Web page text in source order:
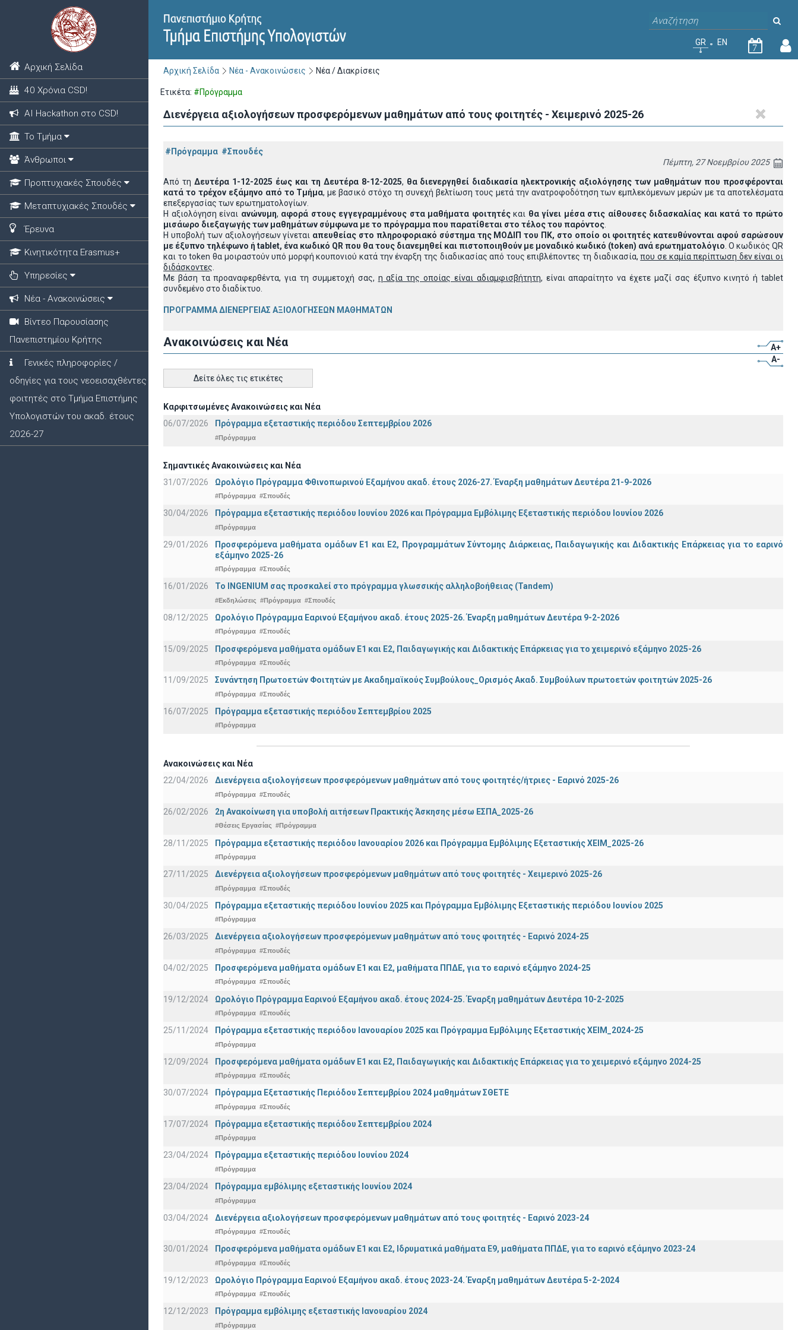
Αρχική Σελίδα
40 Χρόνια CSD!
ΑΙ Hackathon στο CSD!
Το Τμήμα
Άνθρωποι
Προπτυχιακές Σπουδές
Μεταπτυχιακές Σπουδές
Έρευνα
Κινητικότητα Erasmus+
Υπηρεσίες
Νέα - Ανακοινώσεις
Βίντεο Παρουσίασης
Πανεπιστημίου Κρήτης
Γενικές πληροφορίες /
οδηγίες για τους νεοεισαχθέντες
φοιτητές στο Τμήμα Επιστήμης
Υπολογιστών του ακαδ. έτους
2026-27
GR EN
7
Αρχική Σελίδα Νέα - Ανακοινώσεις Νέα / Διακρίσεις
Ετικέτα: #Πρόγραμμα
Διενέργεια αξιολογήσεων προσφερόμενων μαθημάτων από τους φοιτητές - Χειμερινό 2025-26
#Πρόγραμμα #Σπουδές
Πέμπτη, 27 Νοεμβρίου 2025
Από τη Δευτέρα 1-12-2025 έως και τη Δευτέρα 8-12-2025, θα διενεργηθεί διαδικασία ηλεκτρονικής αξιολόγησης των μαθημάτων που προσφέρονται
κατά το τρέχον εξάμηνο από το Τμήμα, με βασικό στόχο τη συνεχή βελτίωση τους μετά την ανατροφοδότηση των εμπλεκόμενων μερών με τα αποτελέσματα
επεξεργασίας των ερωτηματολογίων.
Η αξιολόγηση είναι ανώνυμη, αφορά στους εγγεγραμμένους στα μαθήματα φοιτητές και θα γίνει μέσα στις αίθουσες διδασκαλίας και κατά το πρώτο
μισάωρο διεξαγωγής των μαθημάτων σύμφωνα με το πρόγραμμα που παρατίθεται στο τέλος του παρόντος
Η υποβολή των αξιολογήσεων γίνεται απευθείας στο πληροφοριακό σύστημα της ΜΟΔΙΠ του ΠΚ, στο οποίο οι φοιτητές κατευθύνονται αφού σαρώσουν
με έξυπνο τηλέφωνο ή tablet, ένα κωδικό QR που θα τους διανεμηθεί και πιστοποιηθούν με μοναδικό κωδικό (token) ανά ερωτηματολόγιο . Ο κωδικός QR
και το token θα μοιραστούν υπό μορφή κουπονιού κατά την έναρξη της διαδικασίας από τους επιβλέποντες τη διαδικασία, που σε καμία περίπτωση δεν είναι οι
διδάσκοντες
Με βάση τα προαναφερθέντα, για τη συμμετοχή σας, η αξία της οποίας είναι αδιαμφισβήτητη, είναι απαραίτητο να έχετε μαζί σας έξυπνο κινητό ή tablet
συνδεμένο στο διαδίκτυο.
ΠΡΟΓΡΑΜΜΑ ΔΙΕΝΕΡΓΕΙΑΣ ΑΞΙΟΛΟΓΗΣΕΩΝ ΜΑΘΗΜΑΤΩΝ
Ανακοινώσεις και Νέα
A+
A-
Δείτε όλες τις ετικέτες
Καρφιτσωμένες Ανακοινώσεις και Νέα
06/07/2026
Πρόγραμμα εξεταστικής περιόδου Σεπτεμβρίου 2026
#Πρόγραμμα
Σημαντικές Ανακοινώσεις και Νέα
31/07/2026
Ωρολόγιο Πρόγραμμα Φθινοπωρινού Εξαμήνου ακαδ. έτους 2026-27. Έναρξη μαθημάτων Δευτέρα 21-9-2026
#Πρόγραμμα #Σπουδές
30/04/2026 Πρόγραμμα εξεταστικής περιόδου Ιουνίου 2026 και Πρόγραμμα Εμβόλιμης Εξεταστικής περιόδου Ιουνίου 2026
#Πρόγραμμα
29/01/2026
Προσφερόμενα μαθήματα ομάδων Ε1 και Ε2, Προγραμμάτων Σύντομης Διάρκειας, Παιδαγωγικής και Διδακτικής Επάρκειας για το εαρινό
εξάμηνο 2025-26
#Πρόγραμμα #Σπουδές
16/01/2026 Το INGENIUM σας προσκαλεί στο πρόγραμμα γλωσσικής αλληλοβοήθειας (Tandem)
#Εκδηλώσεις #Πρόγραμμα #Σπουδές
08/12/2025 Ωρολόγιο Πρόγραμμα Εαρινού Εξαμήνου ακαδ. έτους 2025-26. Έναρξη μαθημάτων Δευτέρα 9-2-2026
#Πρόγραμμα #Σπουδές
15/09/2025 Προσφερόμενα μαθήματα ομάδων Ε1 και Ε2, Παιδαγωγικής και Διδακτικής Επάρκειας για το χειμερινό εξάμηνο 2025-26
#Πρόγραμμα #Σπουδές
11/09/2025 Συνάντηση Πρωτοετών Φοιτητών με Ακαδημαϊκούς Συμβούλους_Ορισμός Ακαδ. Συμβούλων πρωτοετών φοιτητών 2025-26
#Πρόγραμμα #Σπουδές
16/07/2025 Πρόγραμμα εξεταστικής περιόδου Σεπτεμβρίου 2025
#Πρόγραμμα
Ανακοινώσεις και Νέα
22/04/2026
Διενέργεια αξιολογήσεων προσφερόμενων μαθημάτων από τους φοιτητές/ήτριες - Εαρινό 2025-26
#Πρόγραμμα #Σπουδές
26/02/2026 2η Ανακοίνωση για υποβολή αιτήσεων Πρακτικής Άσκησης μέσω ΕΣΠΑ_2025-26
#Θέσεις Εργασίας #Πρόγραμμα
28/11/2025 Πρόγραμμα εξεταστικής περιόδου Ιανουαρίου 2026 και Πρόγραμμα Εμβόλιμης Εξεταστικής ΧΕΙΜ_2025-26
#Πρόγραμμα
27/11/2025 Διενέργεια αξιολογήσεων προσφερόμενων μαθημάτων από τους φοιτητές - Χειμερινό 2025-26
#Πρόγραμμα #Σπουδές
30/04/2025 Πρόγραμμα εξεταστικής περιόδου Ιουνίου 2025 και Πρόγραμμα Εμβόλιμης Εξεταστικής περιόδου Ιουνίου 2025
#Πρόγραμμα
26/03/2025 Διενέργεια αξιολογήσεων προσφερόμενων μαθημάτων από τους φοιτητές - Εαρινό 2024-25
#Πρόγραμμα #Σπουδές
04/02/2025 Προσφερόμενα μαθήματα ομάδων Ε1 και Ε2, μαθήματα ΠΠΔΕ, για το εαρινό εξάμηνο 2024-25
#Πρόγραμμα #Σπουδές
19/12/2024 Ωρολόγιο Πρόγραμμα Εαρινού Εξαμήνου ακαδ. έτους 2024-25. Έναρξη μαθημάτων Δευτέρα 10-2-2025
#Πρόγραμμα #Σπουδές
25/11/2024 Πρόγραμμα εξεταστικής περιόδου Ιανουαρίου 2025 και Πρόγραμμα Εμβόλιμης Εξεταστικής ΧΕΙΜ_2024-25
#Πρόγραμμα
12/09/2024 Προσφερόμενα μαθήματα ομάδων Ε1 και Ε2, Παιδαγωγικής και Διδακτικής Επάρκειας για το χειμερινό εξάμηνο 2024-25
#Πρόγραμμα #Σπουδές
30/07/2024 Πρόγραμμα Εξεταστικής Περιόδου Σεπτεμβρίου 2024 μαθημάτων ΣΘΕΤΕ
#Πρόγραμμα #Σπουδές
17/07/2024 Πρόγραμμα εξεταστικής περιόδου Σεπτεμβρίου 2024
#Πρόγραμμα
23/04/2024 Πρόγραμμα εξεταστικής περιόδου Ιουνίου 2024
#Πρόγραμμα
23/04/2024 Πρόγραμμα εμβόλιμης εξεταστικής Ιουνίου 2024
#Πρόγραμμα
03/04/2024 Διενέργεια αξιολογήσεων προσφερόμενων μαθημάτων από τους φοιτητές - Εαρινό 2023-24
#Πρόγραμμα #Σπουδές
30/01/2024 Προσφερόμενα μαθήματα ομάδων Ε1 και Ε2, Ιδρυματικά μαθήματα Ε9, μαθήματα ΠΠΔΕ, για το εαρινό εξάμηνο 2023-24
#Πρόγραμμα #Σπουδές
19/12/2023 Ωρολόγιο Πρόγραμμα Εαρινού Εξαμήνου ακαδ. έτους 2023-24. Έναρξη μαθημάτων Δευτέρα 5-2-2024
#Πρόγραμμα #Σπουδές
12/12/2023 Πρόγραμμα εμβόλιμης εξεταστικής Ιανουαρίου 2024
#Πρόγραμμα